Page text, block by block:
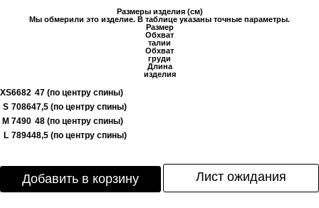
Размеры изделия (см)
Мы обмерили это изделие. В таблице указаны точные параметры.
Размер
Обхват
талии
Обхват
груди
Длина
изделия
XS6682 47 (по центру спины)
S 708647,5 (по центру спины)
M 7490 48 (по центру спины)
L 789448,5 (по центру спины)
Добавить в корзину Лист ожидания